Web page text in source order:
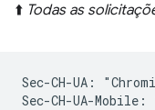
⬆️ Todas as
Sec-CH-UA:
Sec-CH-UA-Mobile: